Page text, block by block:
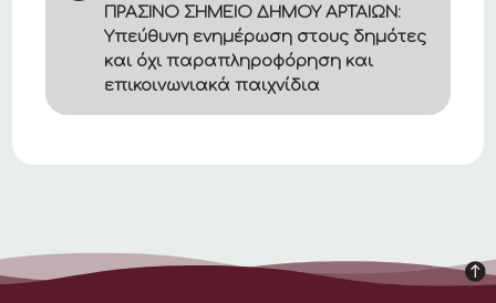
ΠΡΑΣΙΝΟ ΣΗΜΕΙΟ ΔΗΜΟΥ ΑΡΤΑΙΩΝ:
Υπεύθυνη ενημέρωση στους δημότες
και όχι παραπληροφόρηση και
επικοινωνιακά παιχνίδια